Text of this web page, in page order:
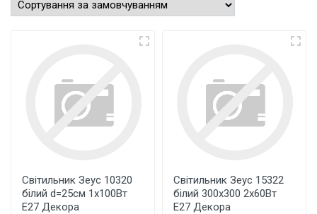
Світильник Зеус 10320
білий d=25см 1х100Вт
Е27 Декора
Світильник Зеус 15322
білий 300х300 2х60Вт
Е27 Декора